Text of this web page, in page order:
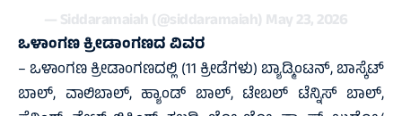
— Siddaramaiah (@siddaramaiah) May 23, 2026
ಒಳಾಂಗಣ ಕ್ರೀಡಾಂಗಣದ ವಿವರ
– ಒಳಾಂಗಣ ಕ್ರೀಡಾಂಗಣದಲ್ಲಿ (11 ಕ್ರೀಡೆಗಳು) ಬ್ಯಾಡ್ಮಿಂಟನ್, ಬಾಸ್ಕೆಟ್
ಬಾಲ್, ವಾಲಿಬಾಲ್, ಹ್ಯಾಂಡ್ ಬಾಲ್, ಟೇಬಲ್ ಟೆನ್ನಿಸ್ ಬಾಲ್,